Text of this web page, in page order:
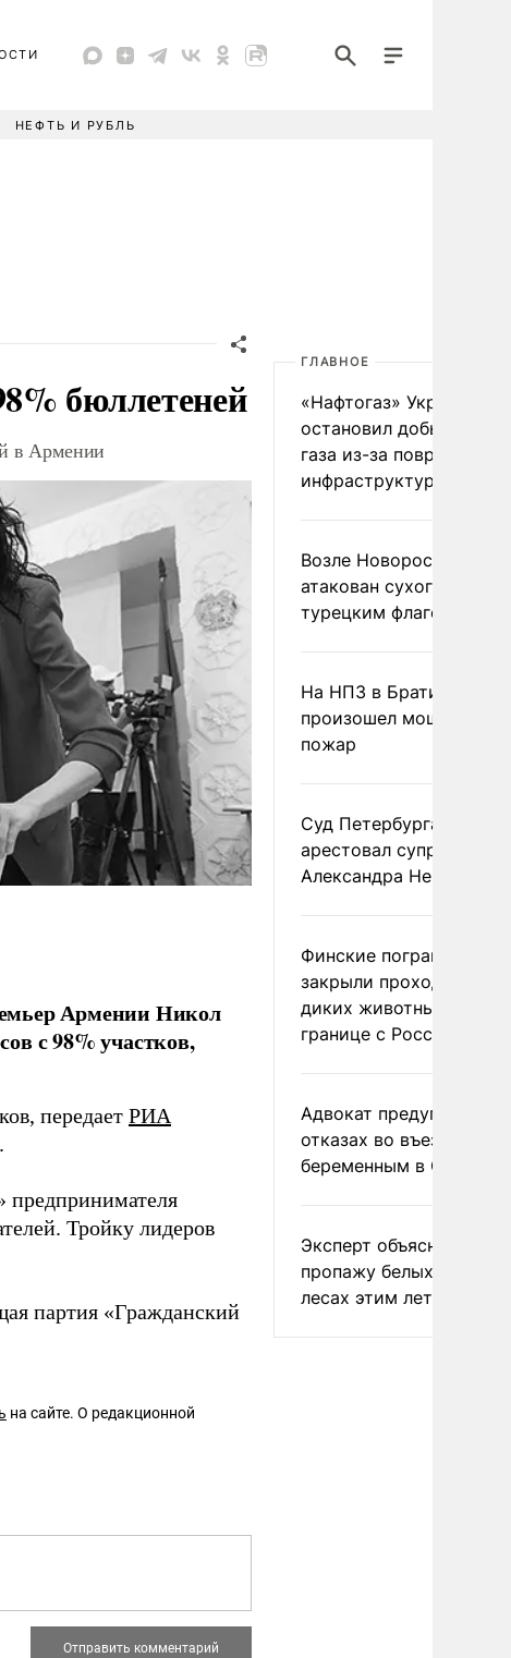
НЕФТЬ И РУБЛЬ
бюллетеней
в Армении
Армении Никол
с 98% участков,
передает РИА
предпринимателя
Тройку лидеров
партия «Гражданский
на сайте. О редакционной
ГЛАВНОЕ
«Нафтогаз» Украины
остановил добычу
газа из-за повреждения
инфраструктуры
Возле Новороссийска
атакован сухогруз под
турецким флагом
На НПЗ в Братиславе
произошел мощный
пожар
Суд Петербурга заочно
арестовал супругу
Александра Невзорова
Финские пограничники
закрыли проходы для
диких животных на
границе с Россией
Адвокат предупредил
отказах во въезде
беременным в США
Эксперт объяснил
пропажу белых грибов
лесах этим летом